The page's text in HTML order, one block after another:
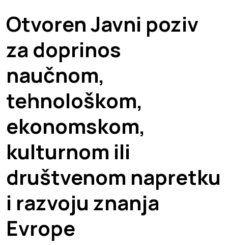
Otvoren Javni poziv
za doprinos
naučnom,
tehnološkom,
ekonomskom,
kulturnom ili
društvenom napretku
i razvoju znanja
Evrope